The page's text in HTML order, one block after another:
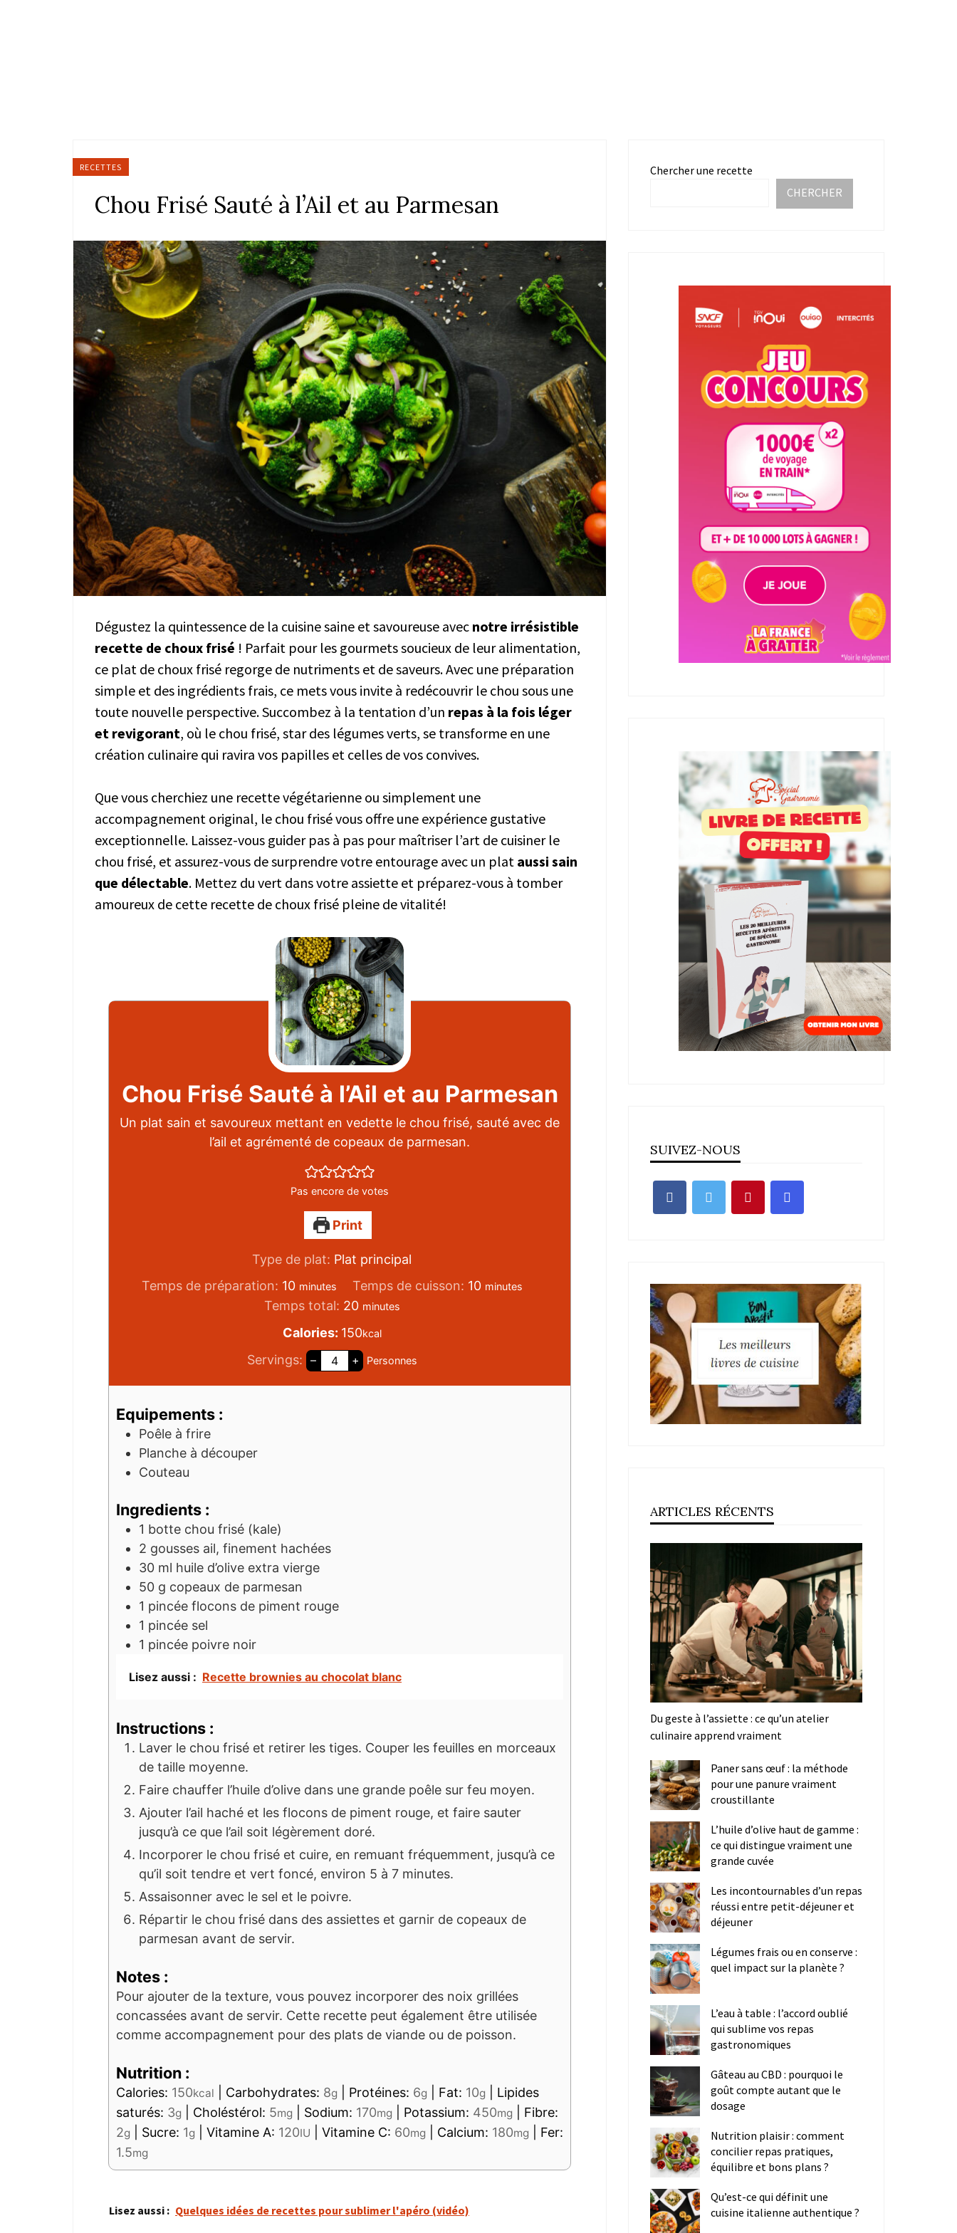
RECETTES
Chou Frisé Sauté à l’Ail et au Parmesan
Dégustez la quintessence de la cuisine saine et savoureuse avec notre irrésistible
recette de choux frisé ! Parfait pour les gourmets soucieux de leur alimentation,
ce plat de choux frisé regorge de nutriments et de saveurs. Avec une préparation
simple et des ingrédients frais, ce mets vous invite à redécouvrir le chou sous une
toute nouvelle perspective. Succombez à la tentation d’un repas à la fois léger
et revigorant, où le chou frisé, star des légumes verts, se transforme en une
création culinaire qui ravira vos papilles et celles de vos convives.
Que vous cherchiez une recette végétarienne ou simplement une
accompagnement original, le chou frisé vous offre une expérience gustative
exceptionnelle. Laissez-vous guider pas à pas pour maîtriser l’art de cuisiner le
chou frisé, et assurez-vous de surprendre votre entourage avec un plat aussi sain
que délectable. Mettez du vert dans votre assiette et préparez-vous à tomber
amoureux de cette recette de choux frisé pleine de vitalité!
Chou Frisé Sauté à l’Ail et au Parmesan
Un plat sain et savoureux mettant en vedette le chou frisé, sauté avec de
l’ail et agrémenté de copeaux de parmesan.
Pas encore de votes
Print
Type de plat: Plat principal
Temps de préparation: 10 minutes Temps de cuisson: 10 minutes
Temps total: 20 minutes
Calories: 150kcal
Servings: – + Personnes
Equipements :
Poêle à frire
Planche à découper
Couteau
Ingredients :
1 botte chou frisé (kale)
2 gousses ail, finement hachées
30 ml huile d’olive extra vierge
50 g copeaux de parmesan
1 pincée flocons de piment rouge
1 pincée sel
1 pincée poivre noir
Lisez aussi : Recette brownies au chocolat blanc
Instructions :
Laver le chou frisé et retirer les tiges. Couper les feuilles en morceaux
de taille moyenne.
Faire chauffer l’huile d’olive dans une grande poêle sur feu moyen.
Ajouter l’ail haché et les flocons de piment rouge, et faire sauter
jusqu’à ce que l’ail soit légèrement doré.
Incorporer le chou frisé et cuire, en remuant fréquemment, jusqu’à ce
qu’il soit tendre et vert foncé, environ 5 à 7 minutes.
Assaisonner avec le sel et le poivre.
Répartir le chou frisé dans des assiettes et garnir de copeaux de
parmesan avant de servir.
Notes :
Pour ajouter de la texture, vous pouvez incorporer des noix grillées
concassées avant de servir. Cette recette peut également être utilisée
comme accompagnement pour des plats de viande ou de poisson.
Nutrition :
Calories: 150kcal Carbohydrates: 8g Protéines: 6g Fat: 10g
Lipides
saturés: 3g Choléstérol: 5mg Sodium: 170mg Potassium: 450mg
Fibre:
2g Sucre: 1g Vitamine A: 120IU Vitamine C: 60mg Calcium: 180mg
Fer:
1.5mg
Lisez aussi : Quelques idées de recettes pour sublimer l'apéro (vidéo)
Chercher une recette
CHERCHER
SUIVEZ-NOUS
ARTICLES RÉCENTS
Du geste à l’assiette : ce qu’un atelier
culinaire apprend vraiment
Paner sans œuf : la méthode
pour une panure vraiment
croustillante
L’huile d’olive haut de gamme :
ce qui distingue vraiment une
grande cuvée
Les incontournables d’un repas
réussi entre petit-déjeuner et
déjeuner
Légumes frais ou en conserve :
quel impact sur la planète ?
L’eau à table : l’accord oublié
qui sublime vos repas
gastronomiques
Gâteau au CBD : pourquoi le
goût compte autant que le
dosage
Nutrition plaisir : comment
concilier repas pratiques,
équilibre et bons plans ?
Qu’est-ce qui définit une
cuisine italienne authentique ?